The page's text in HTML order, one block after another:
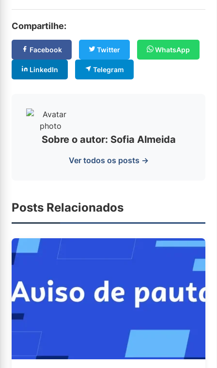
Compartilhe:
Facebook Twitter WhatsApp
LinkedIn Telegram
Sobre o autor: Sofia Almeida
Ver todos os posts →
Posts Relacionados